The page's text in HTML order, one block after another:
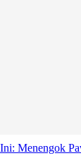
Menengok